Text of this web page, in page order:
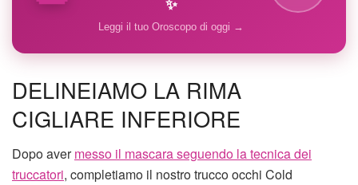
Leggi il tuo Oroscopo di oggi →
DELINEIAMO LA RIMA
CIGLIARE INFERIORE
Dopo avermesso il mascara seguendo la tecnica dei
truccatori, completiamo il nostro trucco occhi Cold